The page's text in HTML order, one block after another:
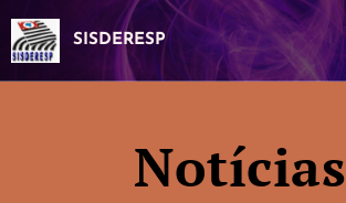
SISDERESP
Notícias